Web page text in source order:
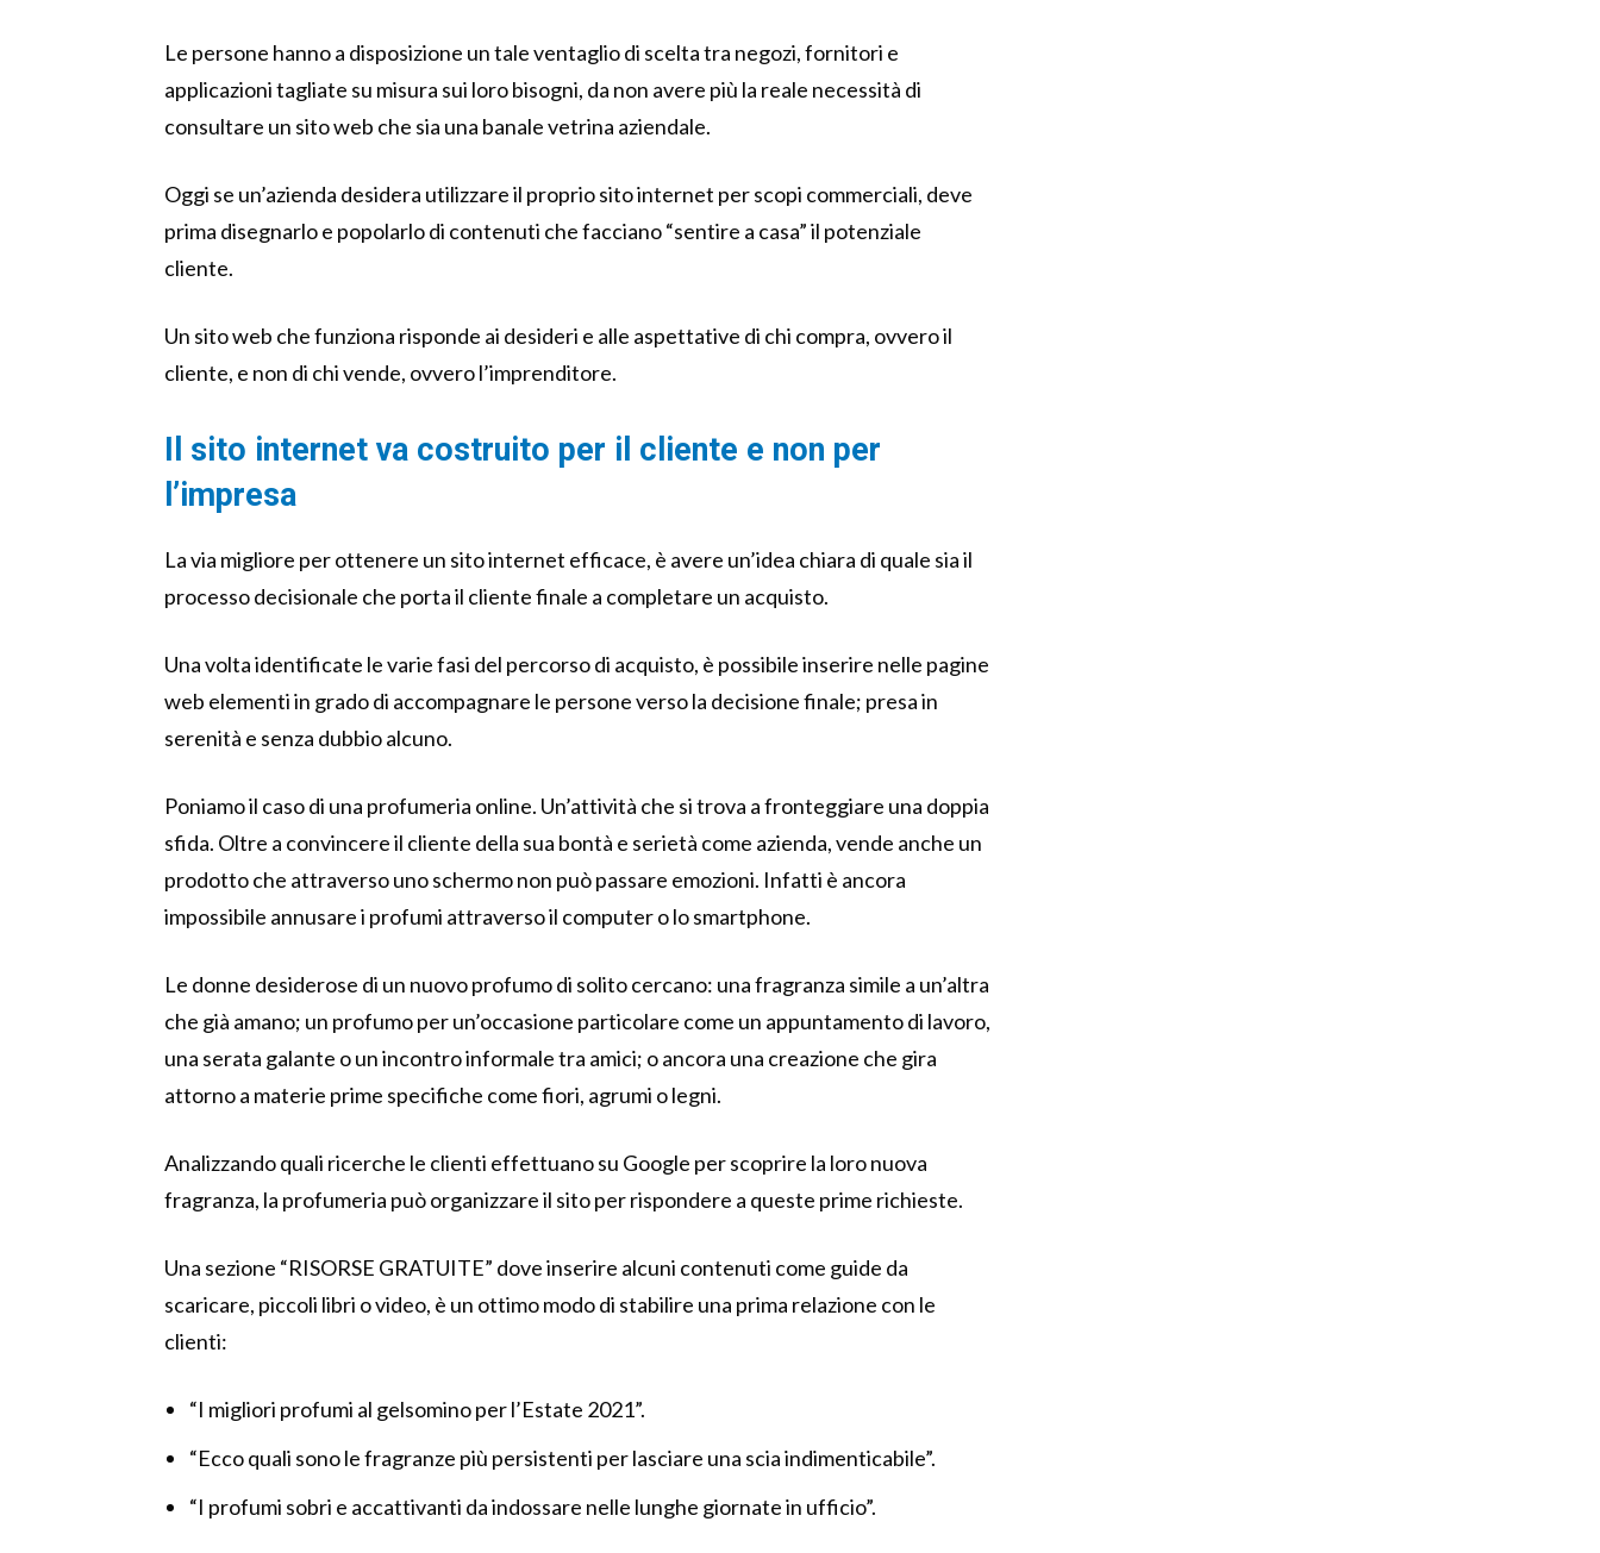
Le persone hanno a disposizione un tale ventaglio di scelta tra negozi, fornitori e
applicazioni tagliate su misura sui loro bisogni, da non avere più la reale necessità di
consultare un sito web che sia una banale vetrina aziendale.
Oggi se un’azienda desidera utilizzare il proprio sito internet per scopi commerciali, deve
prima disegnarlo e popolarlo di contenuti che facciano “sentire a casa” il potenziale
cliente.
Un sito web che funziona risponde ai desideri e alle aspettative di chi compra, ovvero il
cliente, e non di chi vende, ovvero l’imprenditore.
Il sito internet va costruito per il cliente e non per
l’impresa
La via migliore per ottenere un sito internet efficace, è avere un’idea chiara di quale sia il
processo decisionale che porta il cliente finale a completare un acquisto.
Una volta identificate le varie fasi del percorso di acquisto, è possibile inserire nelle pagine
web elementi in grado di accompagnare le persone verso la decisione finale; presa in
serenità e senza dubbio alcuno.
Poniamo il caso di una profumeria online. Un’attività che si trova a fronteggiare una doppia
sfida. Oltre a convincere il cliente della sua bontà e serietà come azienda, vende anche un
prodotto che attraverso uno schermo non può passare emozioni. Infatti è ancora
impossibile annusare i profumi attraverso il computer o lo smartphone.
Le donne desiderose di un nuovo profumo di solito cercano: una fragranza simile a un’altra
che già amano; un profumo per un’occasione particolare come un appuntamento di lavoro,
una serata galante o un incontro informale tra amici; o ancora una creazione che gira
attorno a materie prime specifiche come fiori, agrumi o legni.
Analizzando quali ricerche le clienti effettuano su Google per scoprire la loro nuova
fragranza, la profumeria può organizzare il sito per rispondere a queste prime richieste.
Una sezione “RISORSE GRATUITE” dove inserire alcuni contenuti come guide da
scaricare, piccoli libri o video, è un ottimo modo di stabilire una prima relazione con le
clienti:
“I migliori profumi al gelsomino per l’Estate 2021”.
“Ecco quali sono le fragranze più persistenti per lasciare una scia indimenticabile”.
“I profumi sobri e accattivanti da indossare nelle lunghe giornate in ufficio”.